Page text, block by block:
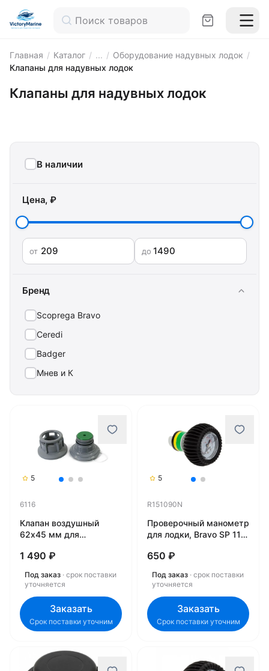
Главная / Каталог / ... / Оборудование надувных лодок /
Клапаны для надувных лодок
Клапаны для надувных лодок
В наличии
Цена, ₽
от до
Бренд
Scоprega Bravo
Ceredi
Badger
Мнев и К
5
6116
Клапан воздушный
62х45 мм для
1 490 ₽
Под заказ · срок поставки
уточняется
Заказать
Срок поставки уточним
5
R151090N
Проверочный манометр
для лодки, Bravo SP 119/
650 ₽
Под заказ · срок поставки
уточняется
Заказать
Срок поставки уточним